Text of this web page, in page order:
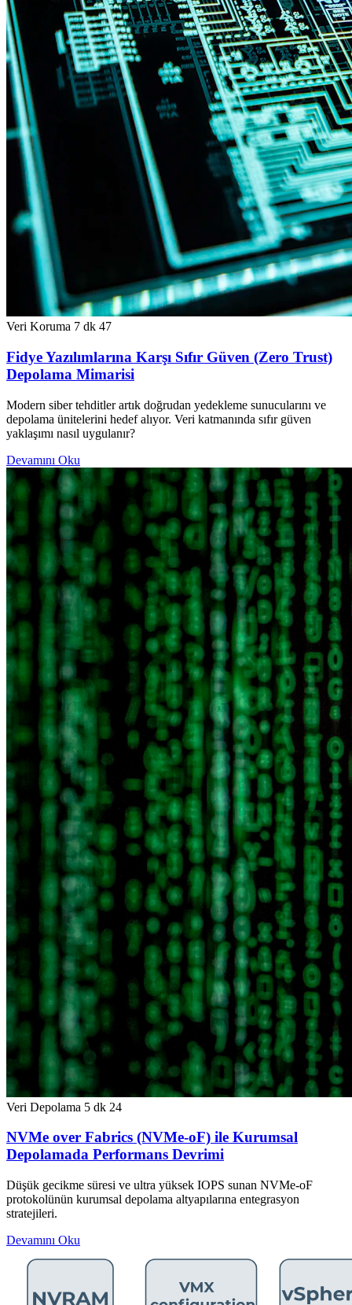
Veri Koruma 7 dk 47
Fidye Yazılımlarına Karşı Sıfır Güven (Zero Trust)
Depolama Mimarisi
Modern siber tehditler artık doğrudan yedekleme sunucularını ve
depolama ünitelerini hedef alıyor. Veri katmanında sıfır güven
yaklaşımı nasıl uygulanır?
Devamını Oku
Veri Depolama 5 dk 24
NVMe over Fabrics (NVMe-oF) ile Kurumsal
Depolamada Performans Devrimi
Düşük gecikme süresi ve ultra yüksek IOPS sunan NVMe-oF
protokolünün kurumsal depolama altyapılarına entegrasyon
stratejileri.
Devamını Oku